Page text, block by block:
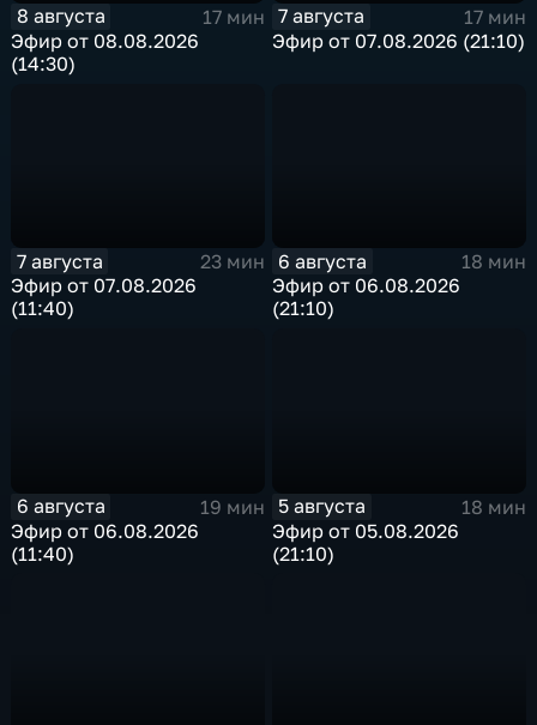
8 августа
17 мин
Эфир от 08.08.2026
(14:30)
7 августа
17 мин
Эфир от 07.08.2026 (21:10)
7 августа
23 мин
Эфир от 07.08.2026
(11:40)
6 августа
18 мин
Эфир от 06.08.2026
(21:10)
6 августа
19 мин
Эфир от 06.08.2026
(11:40)
5 августа
18 мин
Эфир от 05.08.2026
(21:10)